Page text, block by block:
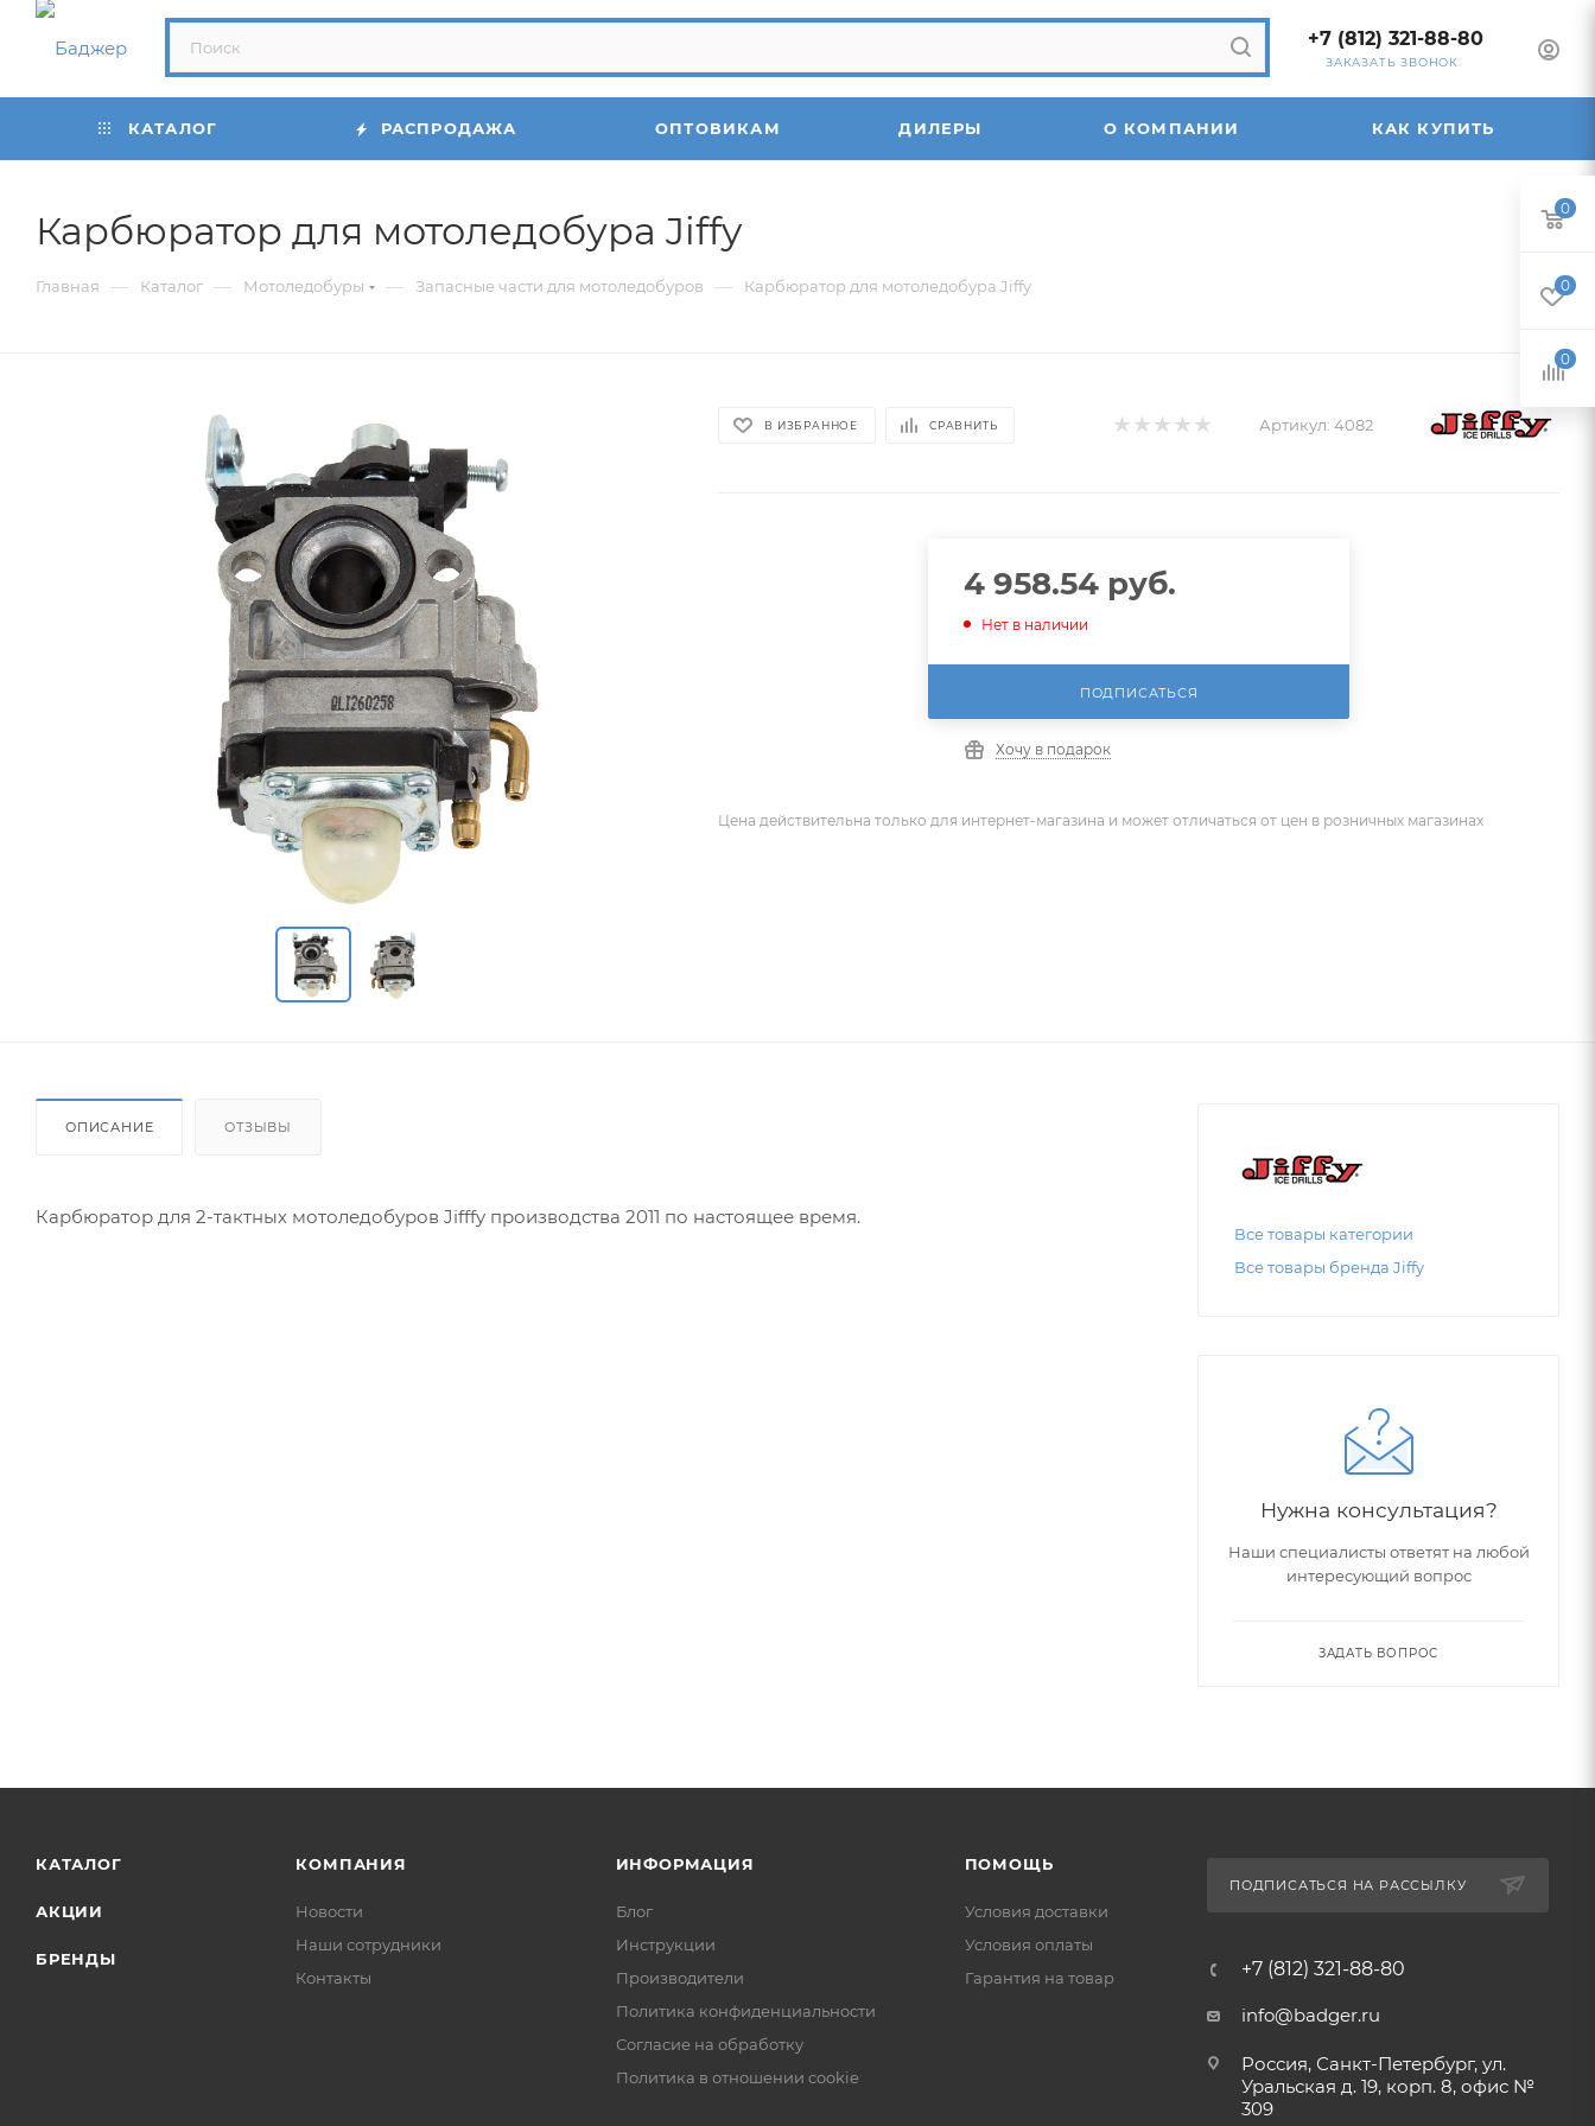
+7 (812) 321-88-80
ЗАКАЗАТЬ ЗВОНОК
КАТАЛОГ РАСПРОДАЖА ОПТОВИКАМ ДИЛЕРЫ О КОМПАНИИ КАК КУПИТЬ
Карбюратор для мотоледобура Jiffy
Главная — Каталог — Мотоледобуры — Запасные части для мотоледобуров — Карбюратор для мотоледобура Jiffy
В ИЗБРАННОЕ СРАВНИТЬ Артикул: 4082
4 958.54 руб.
Нет в наличии
ПОДПИСАТЬСЯ
Хочу в подарок
Цена действительна только для интернет-магазина и может отличаться от цен в розничных магазинах
ОПИСАНИЕ ОТЗЫВЫ
Карбюратор для 2-тактных мотоледобуров Jifffy производства 2011 по настоящее время.
Все товары категории
Все товары бренда Jiffy
Нужна консультация?
Наши специалисты ответят на любой
интересующий вопрос
ЗАДАТЬ ВОПРОС
КАТАЛОГ
АКЦИИ
БРЕНДЫ
КОМПАНИЯ
Новости
Наши сотрудники
Контакты
ИНФОРМАЦИЯ
Блог
Инструкции
Производители
Политика конфиденциальности
Согласие на обработку
Политика в отношении cookie
ПОМОЩЬ
Условия доставки
Условия оплаты
Гарантия на товар
ПОДПИСАТЬСЯ НА РАССЫЛКУ
+7 (812) 321-88-80
info@badger.ru
Россия, Санкт-Петербург, ул.
Уральская д. 19, корп. 8, офис №
309
0
0
0